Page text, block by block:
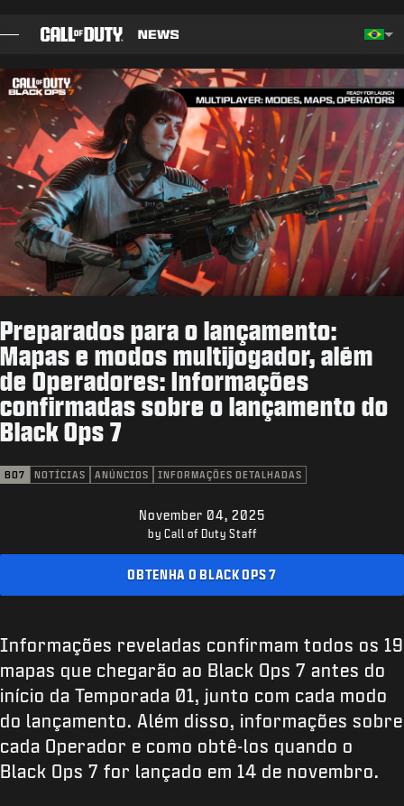
BLOG
GUIAS
NOTAS DO PATCH
JOGOS
STORE
ESPORTS
SUPORTE
XBOX GAME PASS
ENTRAR|INSCREVER-SE
Preparados para o lançamento:
Mapas e modos multijogador, além
de Operadores: Informações
confirmadas sobre o lançamento do
Black Ops 7
BO7 NOTÍCIAS ANÚNCIOS INFORMAÇÕES DETALHADAS
November 04, 2025
by Call of Duty Staff
OBTENHA O BLACK OPS 7
Informações reveladas confirmam todos os 19
mapas que chegarão ao Black Ops 7 antes do
início da Temporada 01, junto com cada modo
do lançamento. Além disso, informações sobre
cada Operador e como obtê-los quando o
Black Ops 7 for lançado em 14 de novembro.